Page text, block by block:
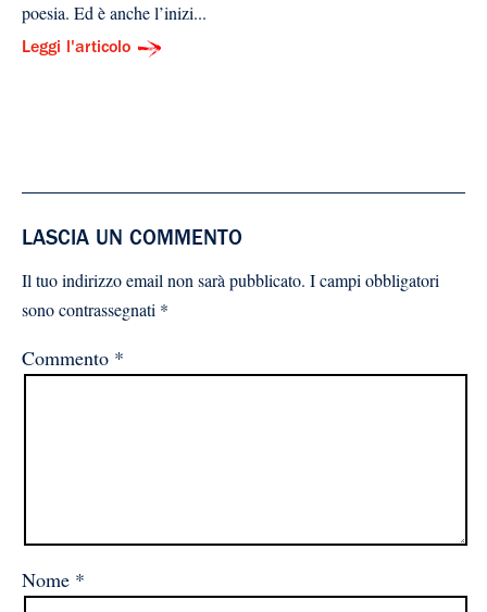
poesia. Ed è anche l’inizi...
Leggi l'articolo
LASCIA UN COMMENTO
Il tuo indirizzo email non sarà pubblicato. I campi obbligatori
sono contrassegnati *
Commento *
Nome *